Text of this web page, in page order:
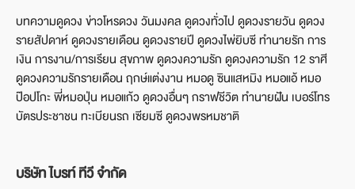
บทความดูดวง ข่าวโหรดวง วันมงคล ดูดวงทั่วไป ดูดวงรายวัน ดูดวง
รายสัปดาห์ ดูดวงรายเดือน ดูดวงรายปี ดูดวงไพ่ยิบซี ทำนายรัก การ
เงิน การงาน/การเรียน สุขภาพ ดูดวงความรัก ดูดวงความรัก 12 ราศี
ดูดวงความรักรายเดือน ฤกษ์แต่งงาน หมอดู ซินแสหมิง หมอแอ้ หมอ
ป๊อปโกะ พี่หมอปุ่น หมอแก้ว ดูดวงอื่นๆ กราฟชีวิต ทำนายฝัน เบอร์โทร
บัตรประชาชน ทะเบียนรถ เซียมซี ดูดวงพรหมชาติ
บริษัท ไบรท์ ทีวี จำกัด